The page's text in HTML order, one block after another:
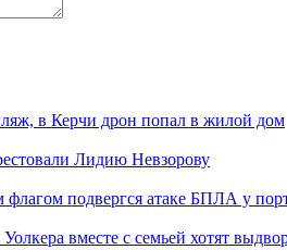
в Керчи дрон попал в жилой дом
Лидию Невзорову
флагом подвергся атаке БПЛА у
вместе с семьей хотят